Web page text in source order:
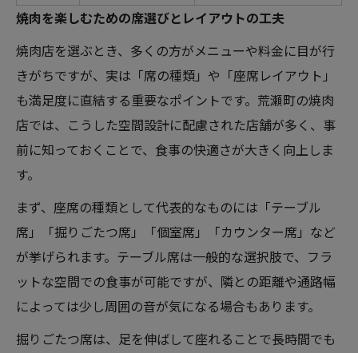
焼肉を楽しむための席選びとレイアウトの工夫
焼肉店を選ぶとき、多くの方がメニューや料金に目が行
きがちですが、実は「席の種類」や「座席レイアウト」
も満足度に直結する重要なポイントです。荒瀬町の焼肉
店では、こうした空間設計に配慮された店舗が多く、事
前に知っておくことで、食事の快適さが大きく向上しま
す。
まず、座席の種類として代表的なものには「テーブル
席」「掘りごたつ席」「個室席」「カウンター席」など
が挙げられます。テーブル席は一般的な選択肢で、フラ
ットな空間での食事が可能ですが、隣との距離や通路幅
によっては少し周囲の音が気になる場合もあります。
掘りごたつ席は、足を伸ばして座れることで長時間でも